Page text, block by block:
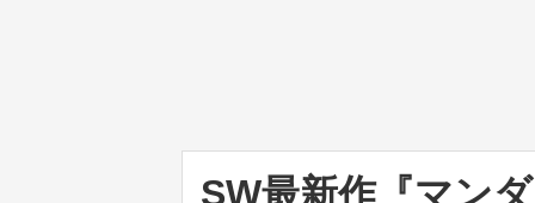
SW最新作『マン